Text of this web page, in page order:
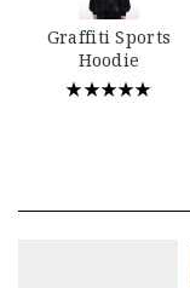
Graffiti Sports
Hoodie
★★★★★